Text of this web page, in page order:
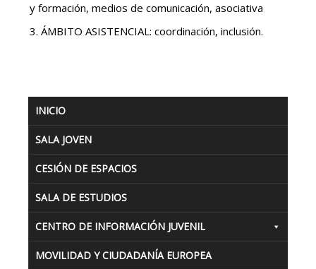
y formación, medios de comunicación, asociativa
ÁMBITO ASISTENCIAL: coordinación, inclusión.
INICIO
SALA JOVEN
CESIÓN DE ESPACIOS
SALA DE ESTUDIOS
CENTRO DE INFORMACIÓN JUVENIL
MOVILIDAD Y CIUDADANÍA EUROPEA